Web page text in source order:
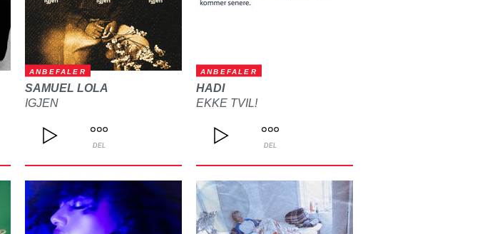
ANBEFALER
SAMUEL LOLA
IGJEN
DEL
ANBEFALER
HADI
EKKE TVIL!
DEL